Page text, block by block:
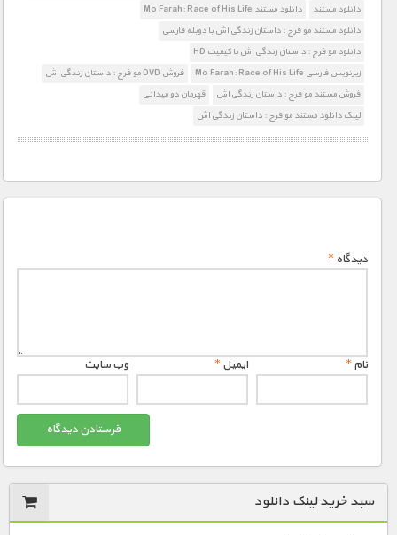
دانلود مستند
دانلود مستند Mo Farah: Race of His Life
دانلود مستند مو فرح : داستان زندگی اش با دوبله فارسی
دانلود مو فرح : داستان زندگی اش با کیفیت HD
زیرنویس فارسی Mo Farah: Race of His Life
فروش DVD مو فرح : داستان زندگی اش
فروش مستند مو فرح : داستان زندگی اش
قهرمان دو میدانی
لینک دانلود مستند مو فرح : داستان زندگی اش
دیدگاه*
نام* ایمیل* وب‌ سایت
سبد خرید لینک دانلود